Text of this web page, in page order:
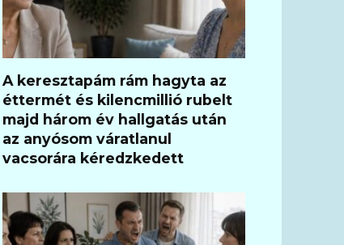
A keresztapám rám hagyta az
éttermét és kilencmillió rubelt
majd három év hallgatás után
az anyósom váratlanul
vacsorára kéredzkedett